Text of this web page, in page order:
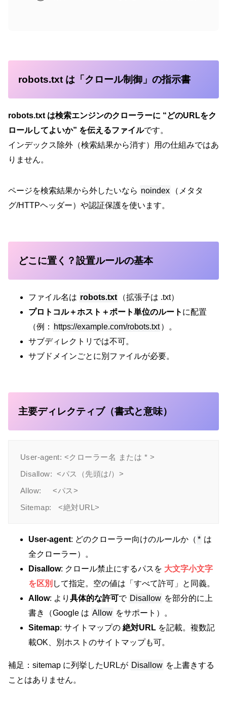
robots.txt は「クロール制御」の指示書
robots.txt は検索エンジンのクローラーに “どのURLをク
ロールしてよいか” を伝えるファイルです。
インデックス除外（検索結果から消す）用の仕組みではあ
りません。
ページを検索結果から外したいなら noindex
（メタタ
グ/HTTPヘッダー）や認証保護を使います。
どこに置く？設置ルールの基本
ファイル名は robots.txt
（拡張子は .txt）
プロトコル＋ホスト＋ポート単位のルート に配置
（例：
https://example.com/robots.txt ）。
サブディレクトリでは不可。
サブドメインごとに別ファイルが必要。
主要ディレクティブ（書式と意味）
User-agent: <クローラー名 または * >
Disallow:  <パス（先頭は/）>
Allow:     <パス>
User-agent: どのクローラー向けのルールか（ * は
全クローラー）。
Disallow: クロール禁止にするパスを 大文字小文字
を区別 して指定。空の値は「すべて許可」と同義。
Allow: より 具体的な許可で Disallow を部分的に上
書き（Google は Allow をサポート）。
Sitemap: サイトマップの 絶対URL を記載。複数記
載OK、別ホストのサイトマップも可。
補足：sitemap に列挙したURLが Disallow を上書きする
ことはありません。